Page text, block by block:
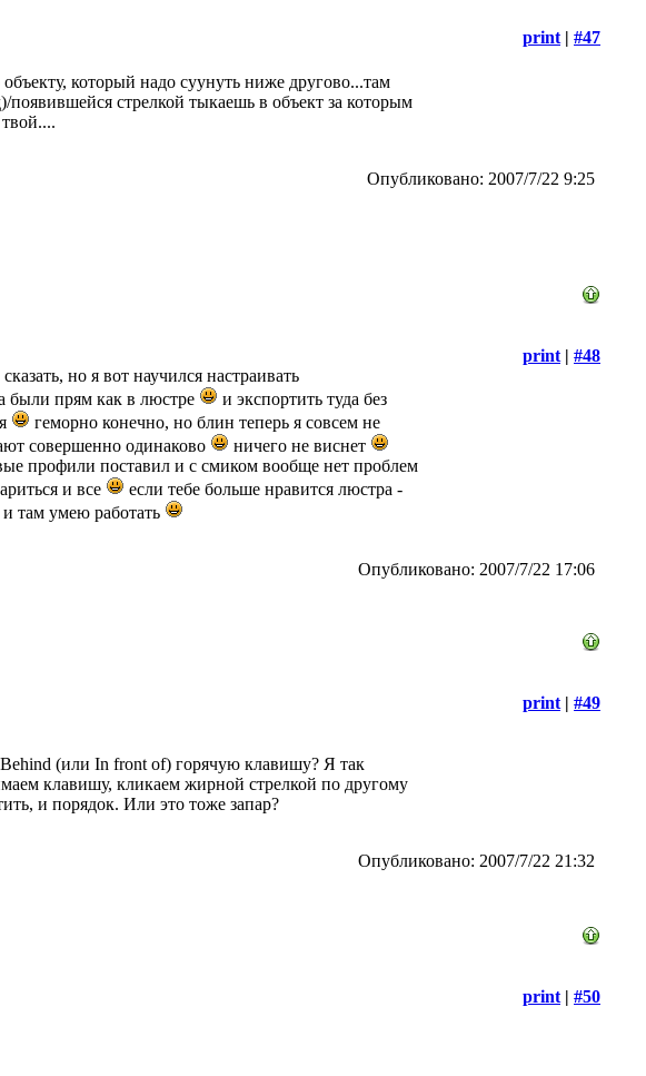
print | #47
который надо суунуть ниже другово...там
стрелкой тыкаешь в объект за которым
Опубликовано: 2007/7/22 9:25
print | #48
но я вот научился настраивать
были прям как в люстре
и экспортить туда без
геморно конечно, но блин теперь я совсем не
совершенно одинаково
ничего не виснет
профили поставил и с смиком вообще нет проблем
и все
если тебе больше нравится люстра -
там умею работать
Опубликовано: 2007/7/22 17:06
print | #49
Behind (или In front of) горячую клавишу? Я так
клавишу, кликаем жирной стрелкой по другому
и порядок. Или это тоже запар?
Опубликовано: 2007/7/22 21:32
print | #50